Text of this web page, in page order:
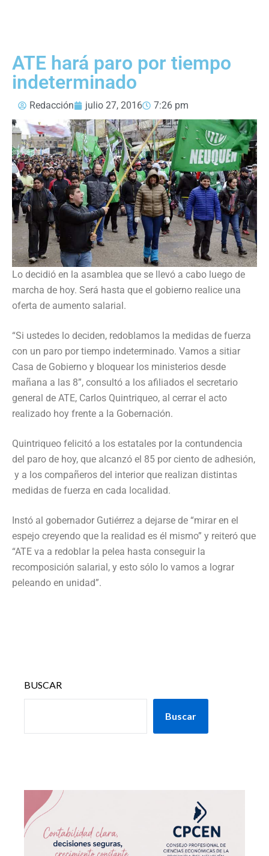
ATE hará paro por tiempo
indeterminado
Redacción julio 27, 2016 7:26 pm
Lo decidió en la asamblea que se llevó a cabo luego de
marcha de hoy. Será hasta que el gobierno realice una
oferta de aumento salarial.
“Si ustedes lo deciden, redoblamos la medidas de fuerza
con un paro por tiempo indeterminado. Vamos a sitiar
Casa de Gobierno y bloquear los ministerios desde
mañana a las 8”, consultó a los afiliados el secretario
general de ATE, Carlos Quintriqueo, al cerrar el acto
realizado hoy frente a la Gobernación.
Quintriqueo felicitó a los estatales por la contundencia
del paro de hoy, que alcanzó el 85 por ciento de adhesión,
y a los compañeros del interior que realizan distintas
medidas de fuerza en cada localidad.
Instó al gobernador Gutiérrez a dejarse de “mirar en el
espejo creyendo que la realidad es él mismo” y reiteró que
“ATE va a redoblar la pelea hasta conseguir la
recomposición salarial, y esto sólo lo vamos a lograr
peleando en unidad”.
BUSCAR
Buscar